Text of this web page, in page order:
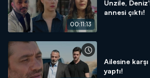
00:11:13
Ünzile,
annesi çıktı!
Ailesine
yaptı!